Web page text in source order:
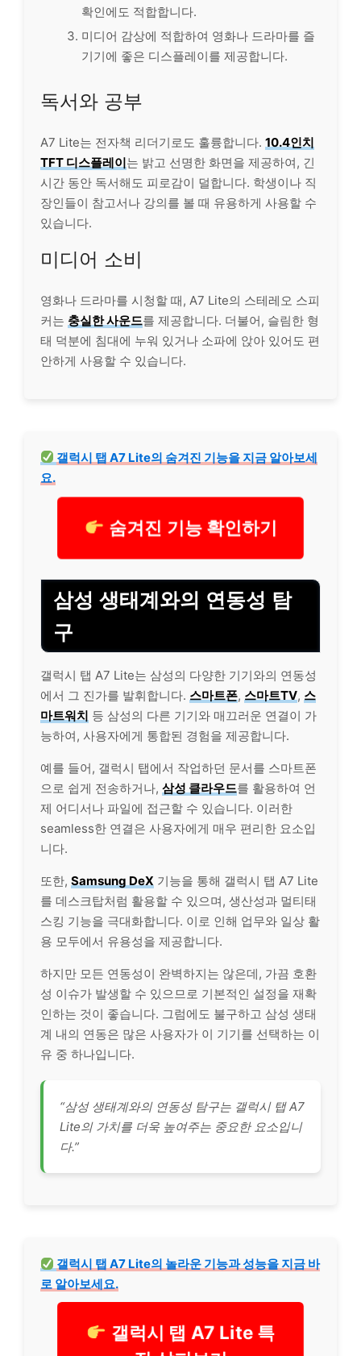
확인에도 적합합니다.
미디어 감상에 적합하여 영화나 드라마를 즐
기기에 좋은 디스플레이를 제공합니다.
독서와 공부
A7 Lite는 전자책 리더기로도 훌륭합니다. 10.4인치
TFT 디스플레이는 밝고 선명한 화면을 제공하여, 긴
시간 동안 독서해도 피로감이 덜합니다. 학생이나 직
장인들이 참고서나 강의를 볼 때 유용하게 사용할 수
있습니다.
미디어 소비
영화나 드라마를 시청할 때, A7 Lite의 스테레오 스피
커는 충실한 사운드를 제공합니다. 더불어, 슬림한 형
태 덕분에 침대에 누워 있거나 소파에 앉아 있어도 편
안하게 사용할 수 있습니다.
갤럭시 탭 A7 Lite의 숨겨진 기능을 지금 알아보세
요.
숨겨진 기능 확인하기
삼성 생태계와의 연동성 탐
구
갤럭시 탭 A7 Lite는 삼성의 다양한 기기와의 연동성
에서 그 진가를 발휘합니다. 스마트폰, 스마트TV, 스
마트워치 등 삼성의 다른 기기와 매끄러운 연결이 가
능하여, 사용자에게 통합된 경험을 제공합니다.
예를 들어, 갤럭시 탭에서 작업하던 문서를 스마트폰
으로 쉽게 전송하거나, 삼성 클라우드를 활용하여 언
제 어디서나 파일에 접근할 수 있습니다. 이러한
seamless한 연결은 사용자에게 매우 편리한 요소입
니다.
또한, Samsung DeX 기능을 통해 갤럭시 탭 A7 Lite
를 데스크탑처럼 활용할 수 있으며, 생산성과 멀티태
스킹 기능을 극대화합니다. 이로 인해 업무와 일상 활
용 모두에서 유용성을 제공합니다.
하지만 모든 연동성이 완벽하지는 않은데, 가끔 호환
성 이슈가 발생할 수 있으므로 기본적인 설정을 재확
인하는 것이 좋습니다. 그럼에도 불구하고 삼성 생태
계 내의 연동은 많은 사용자가 이 기기를 선택하는 이
유 중 하나입니다.
“삼성 생태계와의 연동성 탐구는 갤럭시 탭 A7
Lite의 가치를 더욱 높여주는 중요한 요소입니
다.”
갤럭시 탭 A7 Lite의 놀라운 기능과 성능을 지금 바
로 알아보세요.
갤럭시 탭 A7 Lite 특